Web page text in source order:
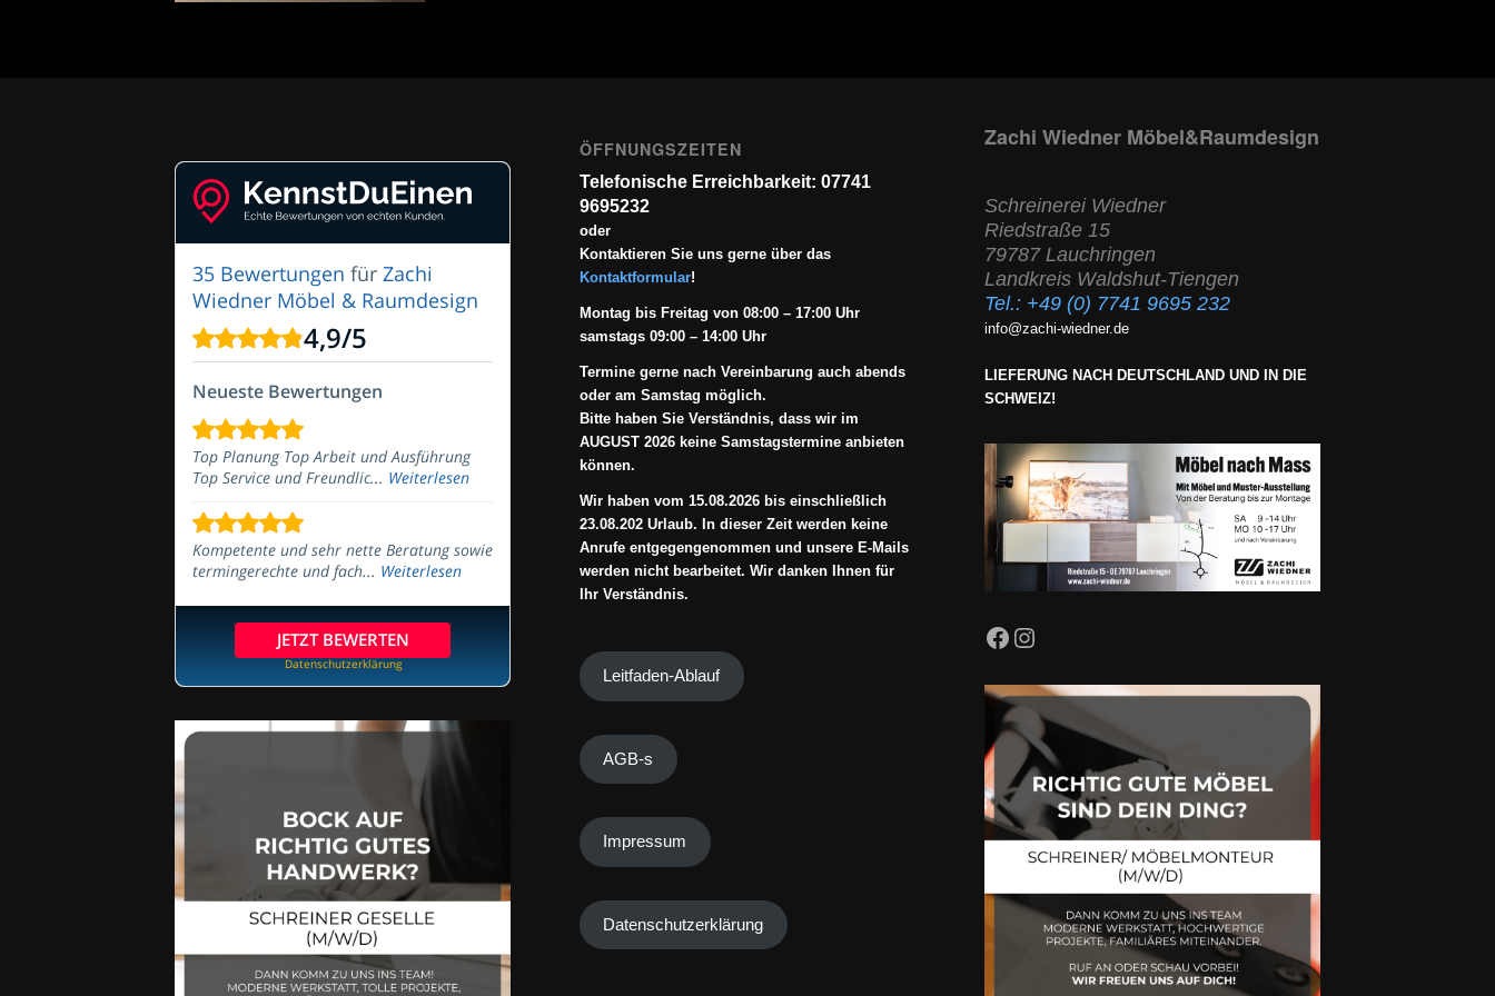
35 Bewertungen für Zachi
Wiedner Möbel & Raumdesign
4,9/5
Neueste Bewertungen
Top Planung Top Arbeit und Ausführung
Top Service und Freundlic... Weiterlesen
Kompetente und sehr nette Beratung sowie
termingerechte und fach... Weiterlesen
JETZT BEWERTEN
Datenschutzerklärung
ÖFFNUNGSZEITEN
Telefonische Erreichbarkeit: 07741
9695232
oder
Kontaktieren Sie uns gerne über das
Kontaktformular!
Montag bis Freitag von 08:00 – 17:00 Uhr
samstags 09:00 – 14:00 Uhr
Termine gerne nach Vereinbarung auch abends
oder am Samstag möglich.
Bitte haben Sie Verständnis, dass wir im
AUGUST 2026 keine Samstagstermine anbieten
können.
Wir haben vom 15.08.2026 bis einschließlich
23.08.202 Urlaub. In dieser Zeit werden keine
Anrufe entgegengenommen und unsere E-Mails
werden nicht bearbeitet. Wir danken Ihnen für
Ihr Verständnis.
Leitfaden-Ablauf
AGB-s
Impressum
Datenschutzerklärung
Zachi Wiedner Möbel&Raumdesign
Schreinerei Wiedner
Riedstraße 15
79787 Lauchringen
Landkreis Waldshut-Tiengen
Tel.: +49 (0) 7741 9695 232
info@zachi-wiedner.de
LIEFERUNG NACH DEUTSCHLAND UND IN DIE
SCHWEIZ!
Facebook
Instagram